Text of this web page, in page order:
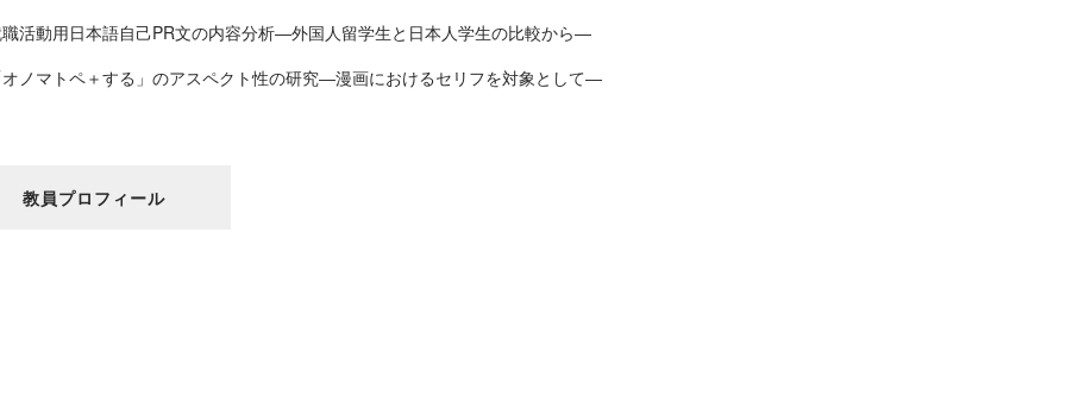
職活動用日本語自己PR文の内容分析―外国人留学生と日本人学生の比較から―
オノマトペ＋する」のアスペクト性の研究―漫画におけるセリフを対象として―
教員プロフィール